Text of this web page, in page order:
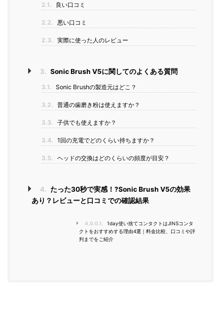
2.1. 良い口コミ
2.2. 悪い口コミ
2.3. 実際に使った人のレビュー
3. Sonic Brush V5に関してのよくある質問
3.1. Sonic Brushの製造元はどこ？
3.2. 普通の歯磨き粉は使えますか？
3.3. 子供でも使えますか？
3.4. 1回の充電でどのくらい持ちますか？
3.5. ヘッドの交換はどのくらいの頻度が目安？
4. たった30秒で実感！?Sonic Brush V5の効果
あり？レビューと口コミでの確認結果
4.0.0.1.
1day使い捨てコンタクトはJINSコンタ
クトをおすすめする理由4選｜料金比較、口コミや評
判までをご紹介